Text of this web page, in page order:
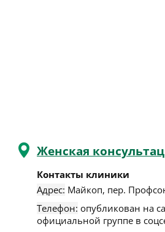
Женская
Контакты клиники
Адрес: Майкоп, пер.
Телефон: опубликован на
официальной группе в